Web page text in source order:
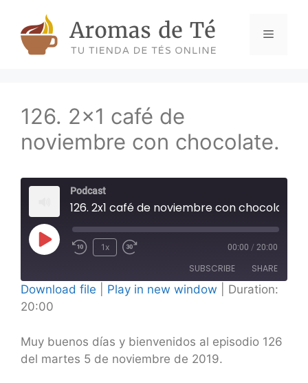
content
Menu
126. 2×1 café de
noviembre con chocolate.
Podcast
126. 2x1 café de noviembre con chocolate.
Play
1x 00:00 / 20:00
SUBSCRIBE SHARE
SHARE
LINK
Download file Play in new window
Duration:
20:00
Muy buenos días y bienvenidos al episodio 126
del martes 5 de noviembre de 2019.